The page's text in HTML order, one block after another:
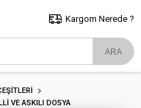
İçi Kargo Bedava!
Kargom Nerede ?
VE ASKILI DOSYA